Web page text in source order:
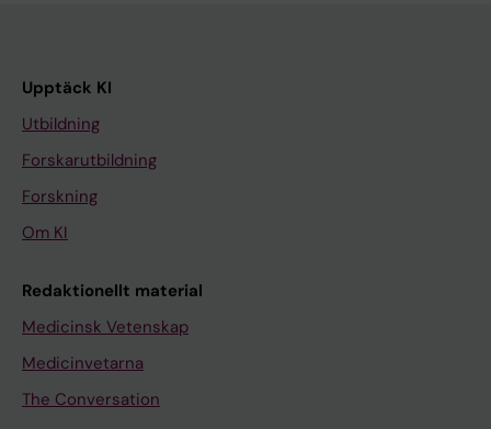
Upptäck KI
Utbildning
Forskarutbildning
Forskning
Om KI
Redaktionellt material
Medicinsk Vetenskap
Medicinvetarna
The Conversation